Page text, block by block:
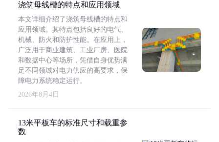
浇筑母线槽的特点和应用领域
本文详细介绍了浇筑母线槽的特点和
应用领域。其特点包括良好的电气、
机械、防火和防护性能。在应用上，
广泛用于商业建筑、工业厂房、医院
和数据中心等场所，凭借自身优势满
足不同领域对电力供应的高要求，保
障电力系统稳定运行。
2026年8月4日
13米平板车的标准尺寸和载重参
数